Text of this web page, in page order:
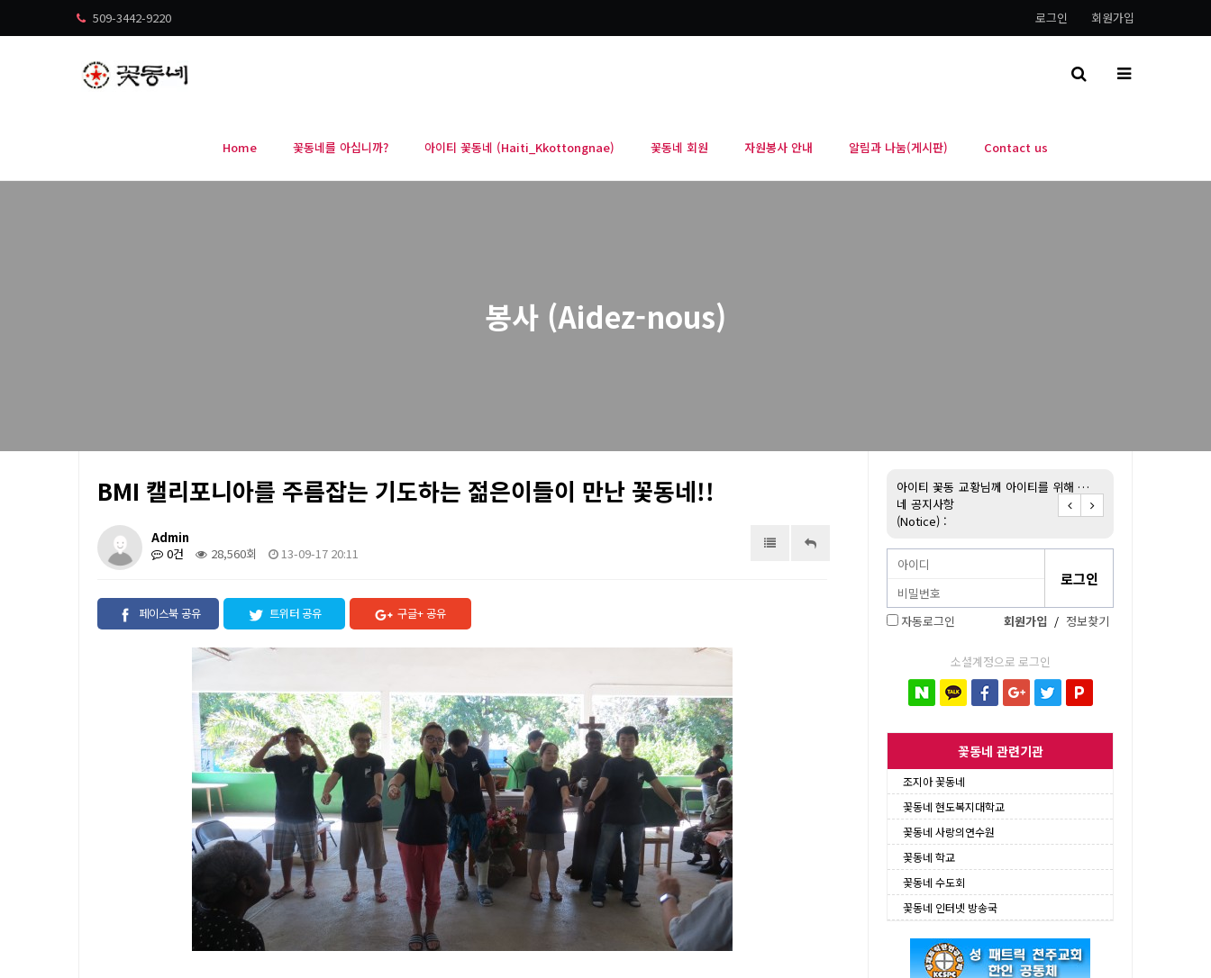
회원가입
로그인
509-3442-9220
Home 꽃동네를 아십니까? 아이티 꽃동네 (Haiti_Kkottongnae) 꽃동네 회원 자원봉사 안내 알림과 나눔(게시판) Contact us
봉사 (Aidez-nous)
BMI 캘리포니아를 주름잡는 기도하는 젊은이들이 만난 꽃동네!!
Admin
0건
28,560회 13-09-17 20:11
페이스북 공유 트위터 공유 구글+ 공유
아이티 꽃동
네 공지사항
(Notice) :
기도해 주세요. 교황님께 아이티를 위해 …
자동로그인 회원가입 / 정보찾기
소셜계정으로 로그인
꽃동네 관련기관
조지아 꽃동네
꽃동네 현도복지대학교
꽃동네 사랑의연수원
꽃동네 학교
꽃동네 수도회
꽃동네 인터넷 방송국